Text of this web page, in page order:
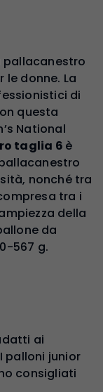
pallacanestro
le donne. La
di
questa
National
taglia 6 è
nonché tra
tra i
della
da
567 g.
ai
palloni junior
consigliati